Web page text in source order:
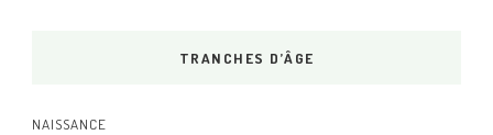
TRANCHES D’ÂGE
NAISSANCE